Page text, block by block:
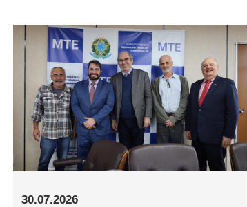
30.07.2026